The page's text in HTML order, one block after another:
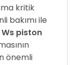
kritik
bakımı ile
piston
önemli